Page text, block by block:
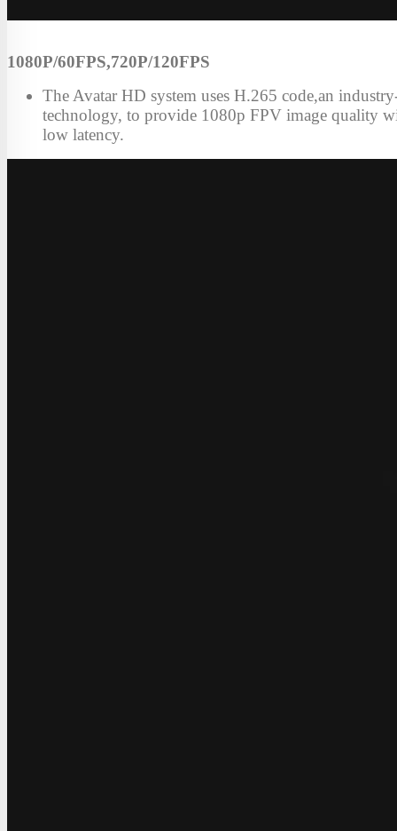
1080P/60FPS,720P/120FPS
The Avatar HD system uses H.265 code,an
technology, to provide 1080p FPV image quality
low latency.